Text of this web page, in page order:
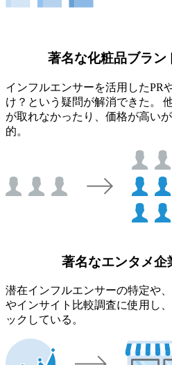
著名な化粧品ブラン
インフルエンサーを活用したPR
け？という疑問が解消できた。
が取れなかったり、価格が高い
的。
著名なエンタメ企
潜在インフルエンサーの特定や
やインサイト比較調査に使用し
ックしている。